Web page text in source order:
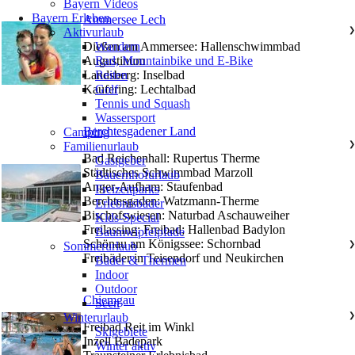
Ammersee Lech
Dießen am Ammersee: Hallenschwimmbad
Augustinum
Landsberg: Inselbad
Kaufering: Lechtalbad
Berchtesgadener Land
Bad Reichenhall: Rupertus Therme
Städtisches Schwimmbad Marzoll
Anger-Aufham: Staufenbad
Berchtesgaden: Watzmann-Therme
Bischofswiesen: Naturbad Aschauweiher
Freilassing: Freibad; Hallenbad Badylon
Schönau am Königssee: Schornbad
Freibäder in Teisendorf und Neukirchen
Chiemgau
Freibad Reit im Winkl
Inzell Badepark
Bayern Videos
Bayern Erleben
Aktivurlaub
❯
Wandern
Rad, Mountainbike und E-Bike
Reiten
Golf
Tennis und Squash
Wassersport
Camping
Familienurlaub
❯
Gastgeber
Bauernhofurlaub
Freizeitparks
Erlebnisbäder
Kids-Special
Baumwipfelpfade
Sommerurlaub
❯
Bäder & Thermen
Indoor
Outdoor
Seen
Winterurlaub
❯
Skigebiete
Winter aktiv